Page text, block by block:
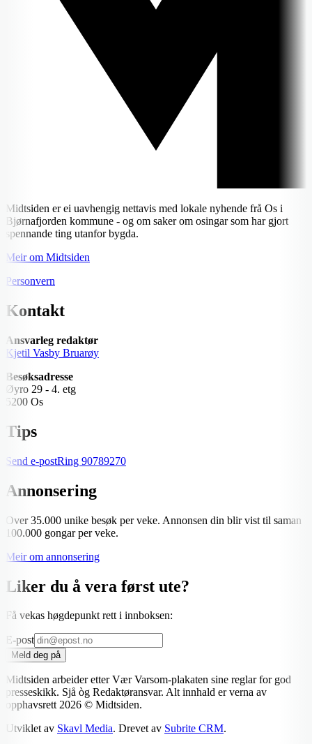
Midtsiden er ei uavhengig nettavis med lokale nyhende frå Os i
Bjørnafjorden kommune - og om saker om osingar som har gjort
spennande ting utanfor bygda.
Meir om Midtsiden
Personvern
Kontakt
Ansvarleg redaktør
Kjetil Vasby Bruarøy
Besøksadresse
Øyro 29 - 4. etg
5200 Os
Tips
Send e-postRing 90789270
Annonsering
Over 35.000 unike besøk per veke. Annonsen din blir vist til saman
100.000 gongar per veke.
Meir om annonsering
Liker du å vera først ute?
Få vekas høgdepunkt rett i innboksen:
E-post
Meld deg på
Midtsiden arbeider etter Vær Varsom-plakaten sine reglar for god
presseskikk. Sjå òg Redaktøransvar. Alt innhald er verna av
opphavsrett2026 © Midtsiden.
Utviklet av Skavl Media. Drevet av Subrite CRM.